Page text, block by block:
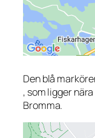
Den blå
, som ligger
Bromma.